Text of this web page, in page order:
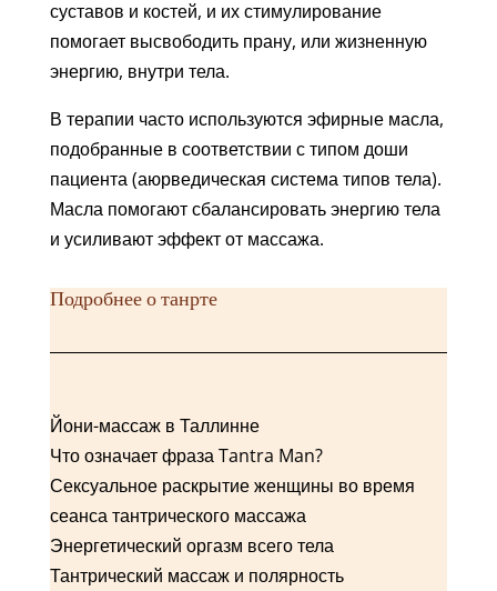
суставов и костей, и их стимулирование
помогает высвободить прану, или жизненную
энергию, внутри тела.
В терапии часто используются эфирные масла,
подобранные в соответствии с типом доши
пациента (аюрведическая система типов тела).
Масла помогают сбалансировать энергию тела
и усиливают эффект от массажа.
Подробнее о танрте
Йони-массаж в Таллинне
Что означает фраза Tantra Man?
Сексуальное раскрытие женщины во время
сеанса тантрического массажа
Энергетический оргазм всего тела
Тантрический массаж и полярность